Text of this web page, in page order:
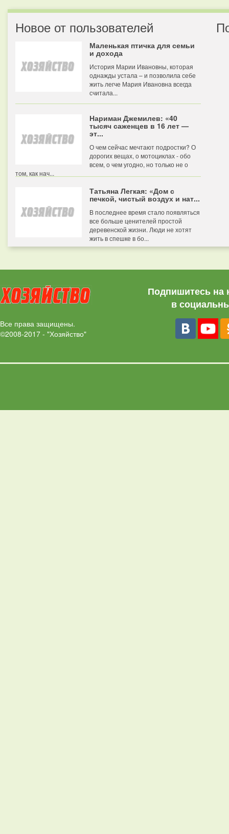
Новое от пользователей
Маленькая птичка для семьи
и дохода
История Марии Ивановны, которая
однажды устала – и позволила себе
жить легче Мария Ивановна всегда
считала...
Нариман Джемилев: «40
тысяч саженцев в 16 лет —
эт...
О чем сейчас мечтают подростки? О
дорогих вещах, о мотоциклах - обо
всем, о чем угодно, но только не о
том, как нач...
Татьяна Легкая: «Дом с
печкой, чистый воздух и нат...
В последнее время стало появляться
все больше ценителей простой
деревенской жизни. Люди не хотят
жить в спешке в бо...
Все права защищены.
©2008-2017 - "Хозяйство"
Подпишитесь на
в